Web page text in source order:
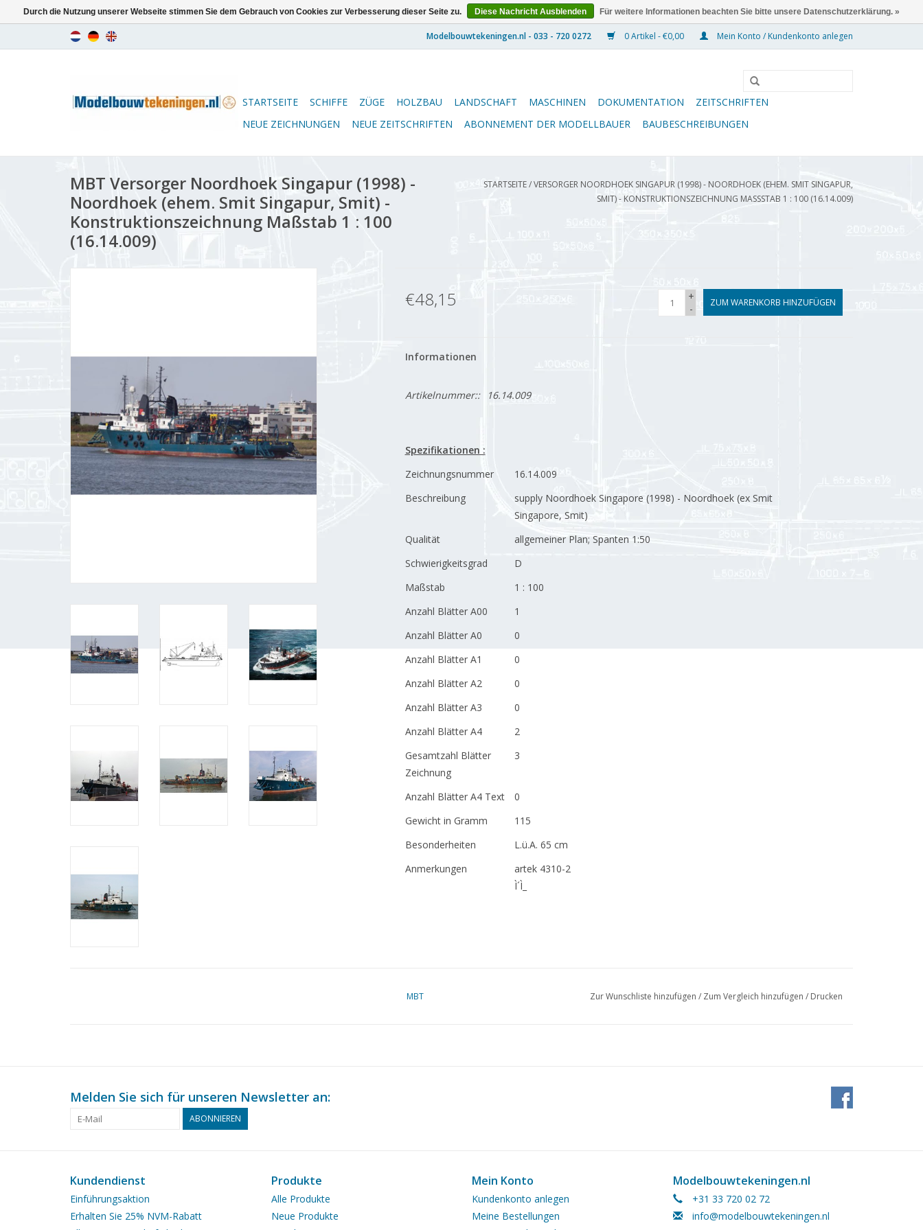
0 Artikel - €0,00 Mein Konto / Kundenkonto anlegen
STARTSEITE SCHIFFE ZÜGE HOLZBAU LANDSCHAFT MASCHINEN DOKUMENTATION
ZEITSCHRIFTEN
NEUE ZEICHNUNGEN
NEUE ZEITSCHRIFTEN ABONNEMENT DER MODELLBAUER BAUBESCHREIBUNGEN
MBT Versorger Noordhoek Singapur (1998) -
Noordhoek (ehem. Smit Singapur, Smit) -
Konstruktionszeichnung Maßstab 1 : 100
(16.14.009)
STARTSEITE/VERSORGER NOORDHOEK SINGAPUR (1998) - NOORDHOEK (EHEM. SMIT SINGAPUR,
SMIT) - KONSTRUKTIONSZEICHNUNG MASSSTAB 1 : 100 (16.14.009)
€48,15
+
-
ZUM WARENKORB HINZUFÜGEN
Informationen
Artikelnummer:: 16.14.009
Spezifikationen :
Zeichnungsnummer
16.14.009
Beschreibung
supply Noordhoek Singapore (1998) - Noordhoek (ex Smit
Singapore, Smit)
Qualität
allgemeiner Plan; Spanten 1:50
Schwierigkeitsgrad
D
Maßstab
1 : 100
Anzahl Blätter A00
1
Anzahl Blätter A0
0
Anzahl Blätter A1
0
Anzahl Blätter A2
0
Anzahl Blätter A3
0
Anzahl Blätter A4
2
Gesamtzahl Blätter
Zeichnung
3
Anzahl Blätter A4 Text
0
Gewicht in Gramm
115
Besonderheiten
L.ü.A. 65 cm
Anmerkungen
artek 4310-2
Ì´Ì_
MBT Zur Wunschliste hinzufügen / Zum Vergleich hinzufügen / Drucken
Melden Sie sich für unseren Newsletter an:
ABONNIEREN
Kundendienst
Einführungsaktion
Erhalten Sie 25% NVM-Rabatt
Produkte
Alle Produkte
Neue Produkte
Mein Konto
Kundenkonto anlegen
Meine Bestellungen
Modelbouwtekeningen.nl
+31 33 720 02 72
info@modelbouwtekeningen.nl
Durch die Nutzung unserer Webseite stimmen Sie dem Gebrauch von Cookies zur Verbesserung dieser Seite zu. Diese Nachricht Ausblenden Für weitere Informationen beachten Sie bitte unsere Datenschutzerklärung. »